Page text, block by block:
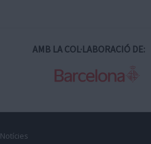
AMB LA COL·LABORACIÓ DE:
Notícies